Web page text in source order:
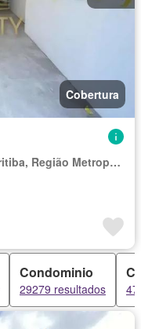
Cobertura
Região Geográfica Imediata de Curitiba, Região Metropolitana de Curitiba
Condominio
29279 resultados